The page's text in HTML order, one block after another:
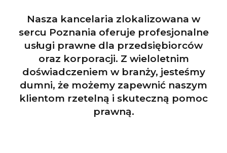
Nasza kancelaria zlokalizowana w
sercu Poznania oferuje profesjonalne
usługi prawne dla przedsiębiorców
oraz korporacji. Z wieloletnim
doświadczeniem w branży, jesteśmy
dumni, że możemy zapewnić naszym
klientom rzetelną i skuteczną pomoc
prawną.